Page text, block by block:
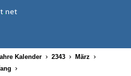
Kalender 2343
März